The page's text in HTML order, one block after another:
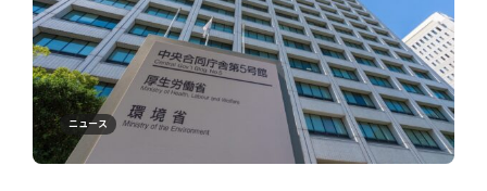
ニュース